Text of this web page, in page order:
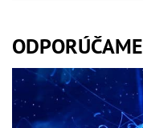
ODPORÚČAME